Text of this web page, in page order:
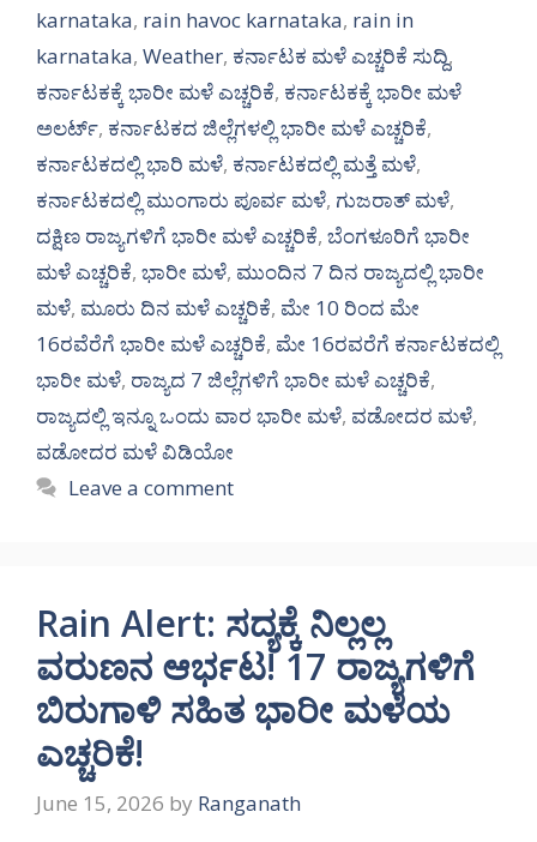
karnataka, rain havoc karnataka, rain in
karnataka, Weather, ಕರ್ನಾಟಕ ಮಳೆ ಎಚ್ಚರಿಕೆ ಸುದ್ದಿ,
ಕರ್ನಾಟಕಕ್ಕೆ ಭಾರೀ ಮಳೆ ಎಚ್ಚರಿಕೆ, ಕರ್ನಾಟಕಕ್ಕೆ ಭಾರೀ ಮಳೆ
ಅಲರ್ಟ್‌, ಕರ್ನಾಟಕದ ಜಿಲ್ಲೆಗಳಲ್ಲಿ ಭಾರೀ ಮಳೆ ಎಚ್ಚರಿಕೆ,
ಕರ್ನಾಟಕದಲ್ಲಿ ಭಾರಿ ಮಳೆ, ಕರ್ನಾಟಕದಲ್ಲಿ ಮತ್ತೆ ಮಳೆ,
ಕರ್ನಾಟಕದಲ್ಲಿ ಮುಂಗಾರು ಪೂರ್ವ ಮಳೆ, ಗುಜರಾತ್ ಮಳೆ,
ದಕ್ಷಿಣ ರಾಜ್ಯಗಳಿಗೆ ಭಾರೀ ಮಳೆ ಎಚ್ಚರಿಕೆ, ಬೆಂಗಳೂರಿಗೆ ಭಾರೀ
ಮಳೆ ಎಚ್ಚರಿಕೆ, ಭಾರೀ ಮಳೆ, ಮುಂದಿನ 7 ದಿನ ರಾಜ್ಯದಲ್ಲಿ ಭಾರೀ
ಮಳೆ, ಮೂರು ದಿನ ಮಳೆ ಎಚ್ಚರಿಕೆ, ಮೇ 10 ರಿಂದ ಮೇ
16ರವೆರೆಗೆ ಭಾರೀ ಮಳೆ ಎಚ್ಚರಿಕೆ, ಮೇ 16ರವರೆಗೆ ಕರ್ನಾಟಕದಲ್ಲಿ
ಭಾರೀ ಮಳೆ, ರಾಜ್ಯದ 7 ಜಿಲ್ಲೆಗಳಿಗೆ ಭಾರೀ ಮಳೆ ಎಚ್ಚರಿಕೆ,
ರಾಜ್ಯದಲ್ಲಿ ಇನ್ನೂ ಒಂದು ವಾರ ಭಾರೀ ಮಳೆ, ವಡೋದರ ಮಳೆ,
ವಡೋದರ ಮಳೆ ವಿಡಿಯೋ
Leave a comment
Rain Alert: ಸದ್ಯಕ್ಕೆ ನಿಲ್ಲಲ್ಲ
ವರುಣನ ಆರ್ಭಟ! 17 ರಾಜ್ಯಗಳಿಗೆ
ಬಿರುಗಾಳಿ ಸಹಿತ ಭಾರೀ ಮಳೆಯ
ಎಚ್ಚರಿಕೆ!
June 15, 2026 by Ranganath